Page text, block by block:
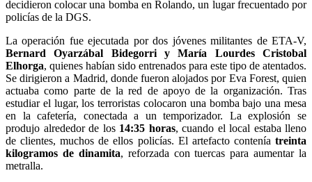
decidieron colocar una bomba en Rolando, un lugar frecuentado por
policías de la DGS.
La operación fue ejecutada por dos jóvenes militantes de ETA-V,
Bernard Oyarzábal Bidegorri y María Lourdes Cristobal
Elhorga, quienes habían sido entrenados para este tipo de atentados.
Se dirigieron a Madrid, donde fueron alojados por Eva Forest, quien
actuaba como parte de la red de apoyo de la organización. Tras
estudiar el lugar, los terroristas colocaron una bomba bajo una mesa
en la cafetería, conectada a un temporizador. La explosión se
produjo alrededor de los 14:35 horas, cuando el local estaba lleno
de clientes, muchos de ellos policías. El artefacto contenía treinta
kilogramos de dinamita, reforzada con tuercas para aumentar la
metralla.